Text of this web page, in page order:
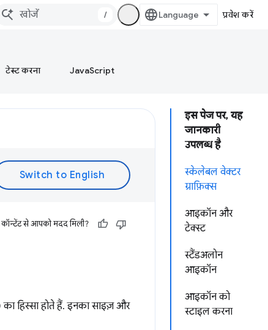
/ प्रवेश करें
टेस्ट करना JavaScript
इस पेज पर, यह
जानकारी
उपलब्ध है
स्केलेबल वेक्टर
ग्राफ़िक्स
आइकॉन और
टेक्स्ट
स्टैंडअलोन
आइकॉन
आइकॉन को
स्टाइल करना
कॉन्टेंट से आपको मदद मिली?
हिस्सा होते हैं. इनका साइज़ और